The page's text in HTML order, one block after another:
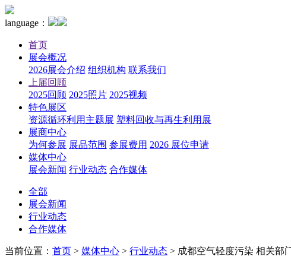
language：
首页
展会概况
2026展会介绍 组织机构 联系我们
上届回顾
2025回顾 2025照片 2025视频
特色展区
资源循环利用主题展 塑料回收与再生利用展
展商中心
为何参展 展品范围 参展费用 2026 展位申请
媒体中心
展会新闻 行业动态 合作媒体
全部
展会新闻
行业动态
合作媒体
当前位置： 首页 > 媒体中心 > 行业动态 > 成都空气轻度污染 相关部